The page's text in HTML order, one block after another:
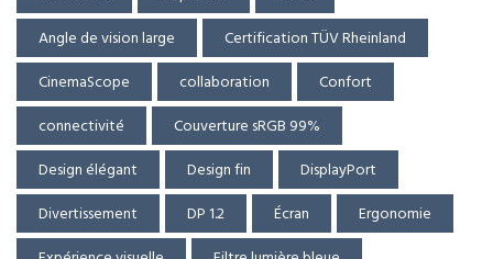
Angle de vision large
Certification TÜV Rheinland
CinemaScope
collaboration
Confort
connectivité
Couverture sRGB 99%
Design élégant
Design fin
DisplayPort
Divertissement
DP 1.2 Écran
Ergonomie